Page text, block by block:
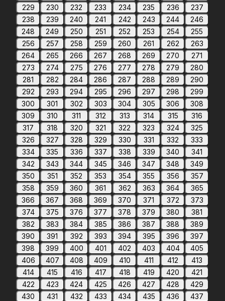
229
230 232 233 234 235 236
237
238
239 240 241 242 243 244
246
248
249 250 251 252 253 254
255
256
257 258 259 260 261 262
263
264
265 266 267 268 269 270
271
273
274 275 276 277 278 279
280
281
282 284 286 287 288 289
290
292
293 294 295 296 297 298
299
300
301 302 303 304 305 306
308
309
310 311 312 313 314 315
316
317
318 320 321 322 323 324
325
326
327 328 329 330 331 332
333
334
335 336 337 338 339 340
341
342
343 344 345 346 347 348
349
350
351 352 353 354 355 356
357
358
359 360 361 362 363 364
365
366
367 368 369 370 371 372
373
374
375 376 377 378 379 380
381
382
383 384 385 386 387 388
389
390
391 392 393 394 395 396
397
398
399 400 401 402 403 404
405
406
407 408 409 410 411 412
413
414
415 416 417 418 419 420
421
422
423 424 425 426 427 428
429
430
431 432 433 434 435 436
437